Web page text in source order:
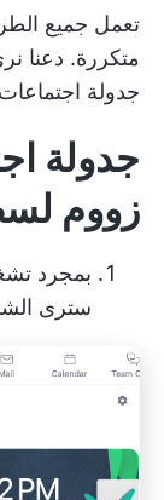
تعمل جميع
متكررة. دعنا
جدولة اجتماعات Zoom على كل منصة.
جدولة
زووم
سترى